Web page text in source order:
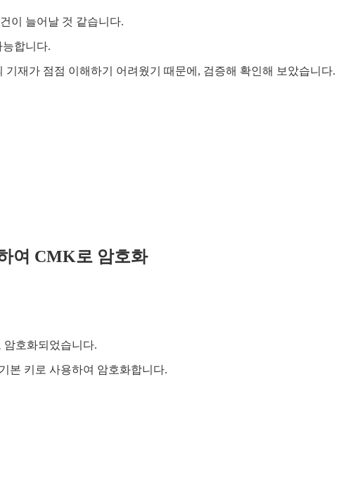
이 늘어날 것 같습니다.
합니다.
재가 점점 이해하기 어려웠기 때문에, 검증해 확인해 보았습니다.
여 CMK로 암호화
호화되었습니다.
본 키로 사용하여 암호화합니다.